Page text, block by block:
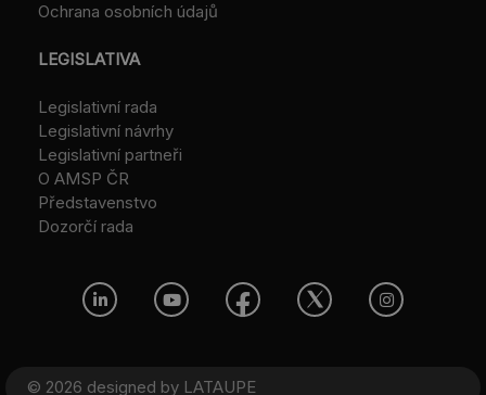
Ochrana osobních údajů
LEGISLATIVA
Legislativní rada
Legislativní návrhy
Legislativní partneři
O AMSP ČR
Představenstvo
Dozorčí rada
© 2026 designed by LATAUPE